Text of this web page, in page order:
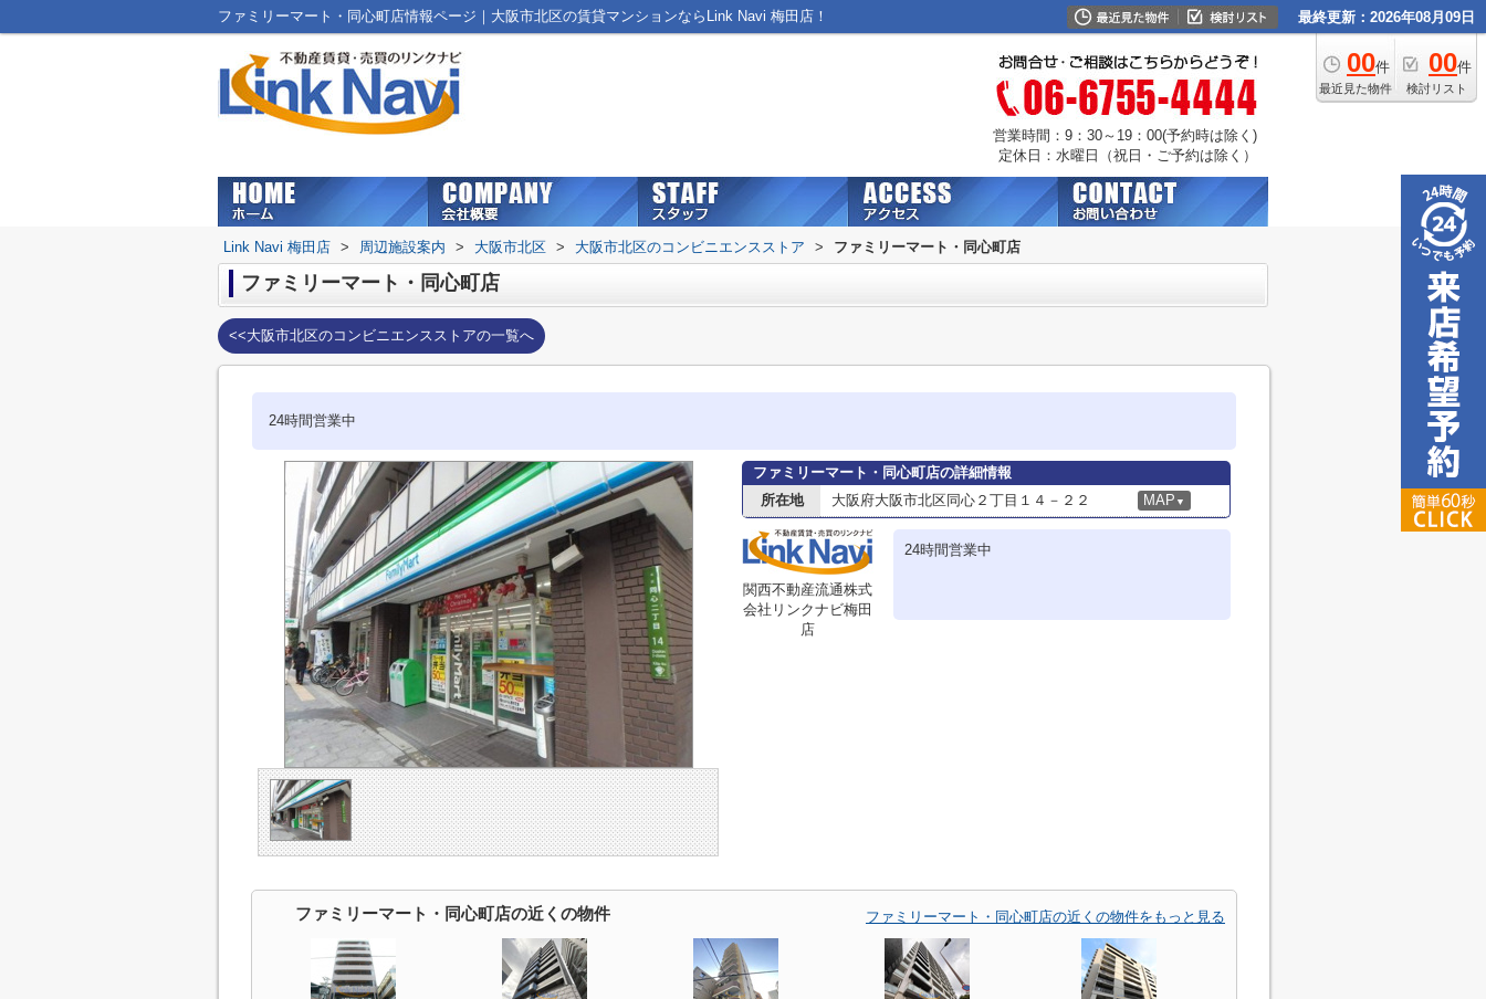
ファミリーマート・同心町店情報ページ｜大阪市北区の賃貸マンションならLink Navi 梅田店！ 最終更新：2026年08月09日
00件
最近見た物件
00件
検討リスト
営業時間：9：30～19：00(予約時は除く)
定休日：水曜日（祝日・ご予約は除く）
Link Navi 梅田店 > 周辺施設案内 > 大阪市北区 > 大阪市北区のコンビニエンスストア > ファミリーマート・同心町店
ファミリーマート・同心町店
<<大阪市北区のコンビニエンスストアの一覧へ
24時間営業中
ファミリーマート・同心町店の詳細情報
所在地
大阪府大阪市北区同心２丁目１４－２２ MAP ▼
関西不動産流通株式
会社リンクナビ梅田
店
24時間営業中
ファミリーマート・同心町店の近くの物件 ファミリーマート・同心町店の近くの物件をもっと見る